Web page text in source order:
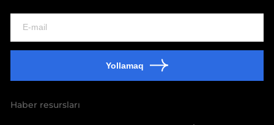
Yollamaq
Haber resursları